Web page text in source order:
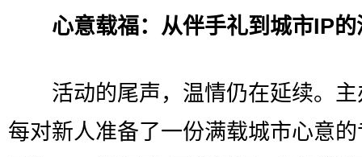
心意载福：从伴手礼到城市IP的
活动的尾声，温情仍在延续。主
每对新人准备了一份满载城市心意